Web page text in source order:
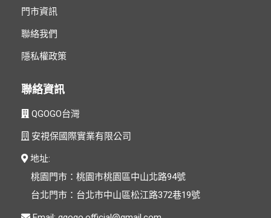
門市資訊
聯絡我們
隱私權政策
聯絡資訊
QGOGO台灣
安視保國際實業有限公司
地址:
桃園門市：桃園市桃園區中山北路94號
台北門市：台北市中山區松江路372巷19號